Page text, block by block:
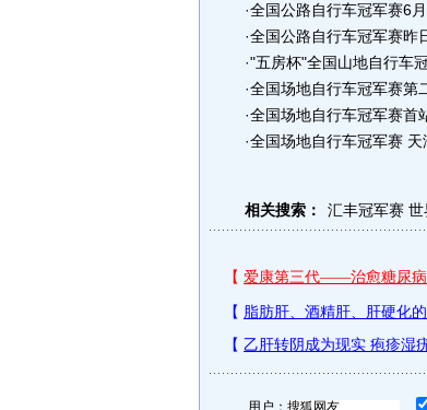
·全国公路自行车冠军赛6
·全国公路自行车冠军赛昨
·"五房杯"全国山地自行车
·全国场地自行车冠军赛第
·全国场地自行车冠军赛首
·全国场地自行车冠军赛
相关搜索： 汇丰冠军赛 世
用户：